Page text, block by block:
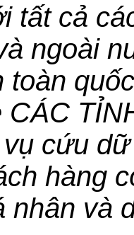
tất cả
ngoài
toàn
CÁC
cứu
hàng
nhân và